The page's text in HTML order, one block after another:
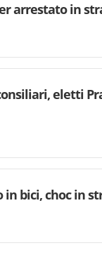
arrestato in
eletti
in bici, choc in